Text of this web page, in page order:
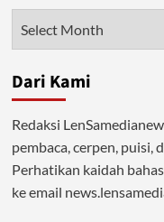
Dari Kami
Redaksi
pembaca, cerpen, puisi,
Perhatikan kaidah
ke email